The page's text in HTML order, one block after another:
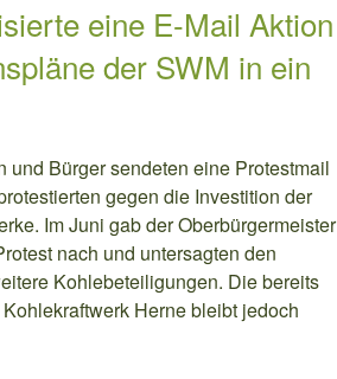
eine E-Mail Aktion
der SWM in ein
und Bürger sendeten eine Protestmail
gegen die Investition der
Im Juni gab der Oberbürgermeister
nach und untersagten den
Kohlebeteiligungen. Die bereits
Herne bleibt jedoch